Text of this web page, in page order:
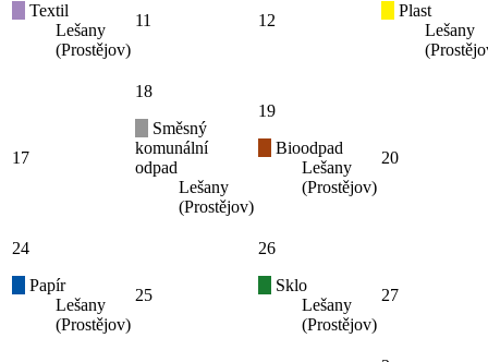
Textil
Lešany
(Prostějov)
11 12
Plast
Lešany
17
18
Směsný
komunální
odpad
Lešany
(Prostějov)
19
Bioodpad
Lešany
(Prostějov)
20
24
Papír
Lešany
(Prostějov)
25
26
Sklo
Lešany
(Prostějov)
27